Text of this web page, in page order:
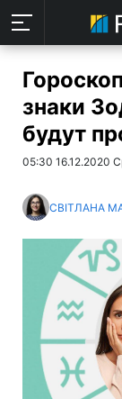
знаки
будут
05:30 16.12.2020
СВІТЛАНА